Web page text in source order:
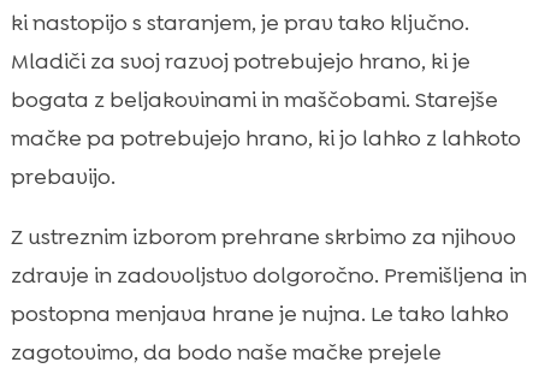
ki nastopijo s staranjem, je prav tako ključno.
Mladiči za svoj razvoj potrebujejo hrano, ki je
bogata z beljakovinami in maščobami. Starejše
mačke pa potrebujejo hrano, ki jo lahko z lahkoto
prebavijo.
Z ustreznim izborom prehrane skrbimo za njihovo
zdravje in zadovoljstvo dolgoročno. Premišljena in
postopna menjava hrane je nujna. Le tako lahko
zagotovimo, da bodo naše mačke prejele